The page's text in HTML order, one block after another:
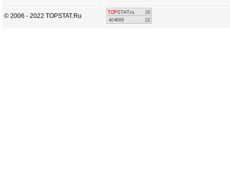
© 2006 - 2022 TOPSTAT.Ru